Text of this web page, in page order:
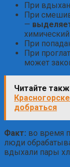
При
При
—
При
При
может
Читайте
добраться
Факт: во время
люди
вдыхали пары